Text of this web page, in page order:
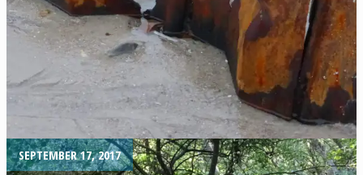
SEPTEMBER 17, 2017